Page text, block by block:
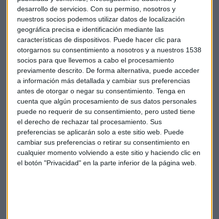
desarrollo de servicios. Con su permiso, nosotros y
nuestros socios podemos utilizar datos de localización
geográfica precisa e identificación mediante las
características de dispositivos. Puede hacer clic para
otorgarnos su consentimiento a nosotros y a nuestros 1538
socios para que llevemos a cabo el procesamiento
previamente descrito. De forma alternativa, puede acceder
a información más detallada y cambiar sus preferencias
antes de otorgar o negar su consentimiento. Tenga en
cuenta que algún procesamiento de sus datos personales
puede no requerir de su consentimiento, pero usted tiene
el derecho de rechazar tal procesamiento. Sus
preferencias se aplicarán solo a este sitio web. Puede
cambiar sus preferencias o retirar su consentimiento en
cualquier momento volviendo a este sitio y haciendo clic en
el botón "Privacidad" en la parte inferior de la página web.
España agota sus recursos y vivirá todo
diciembre del déficit
Desde hoy, nuestro país ha agotado ya todos sus
recursos públicos. Así nos lo cuenta Diego Sánchez
de la Cruz, del Instituto Juan de Mariana.
Capital Radio
/ 2023-12-01
El momento